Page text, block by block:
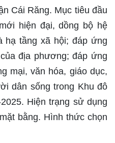
Cái Răng. Mục tiêu đầu
hiện đại, dồng bộ hệ
hạ tầng xã hội; đáp ứng
địa phương; đáp ứng
mại, văn hóa, giáo dục,
dân sống trong Khu đô
Hiện trạng sử dụng
bằng. Hình thức chọn